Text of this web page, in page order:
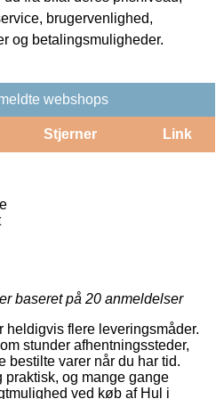
brugervenlighed,
og betalingsmuligheder.
webshops
Stjerner Link
baseret på 20 anmeldelser
heldigvis flere leveringsmåder.
stunder afhentningssteder,
bestilte varer når du har tid.
praktisk, og mange gange
ved køb af Hul i